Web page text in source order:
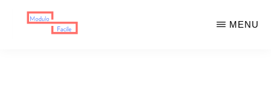
MENU